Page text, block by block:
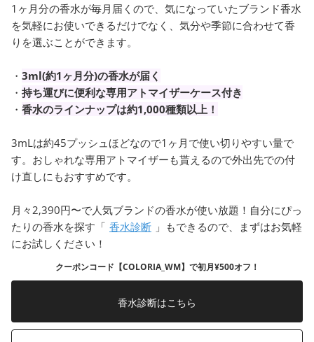
1ヶ月分の香水が毎月届くので、気になっていたブランド香水
を気軽にお使いできるだけでなく、気分や季節に合わせて香
りを選ぶことができます。
・ 3ml(約1ヶ月分)の香水が届く
・ 持ち運びに便利な専用アトマイザーケース付き
・ 香水のラインナップは約1,000種類以上！
3mLは約45プッシュほどなので1ヶ月で使い切りやすい量で
す。おしゃれな専用アトマイザーも貰えるので外出先での付
け直しにもおすすめです。
月々2,390円〜で人気ブランドの香水が使い放題！自分にぴっ
たりの香水を探す「 香水診断 」もできるので、まずはお気軽
にお試しください！
クーポンコード【COLORIA_WM】で初月¥500オフ！
香水診断はこちら